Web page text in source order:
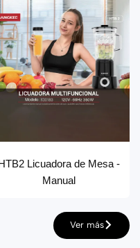
Licuadora de Mesa -
Manual
Ver más